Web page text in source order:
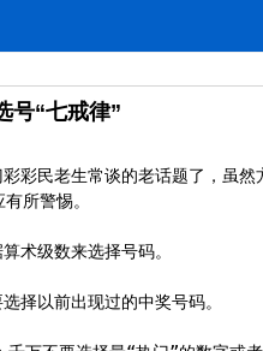
号“七戒律”
彩民老生常谈的老话题了，虽
所警惕。
术级数来选择号码。
择以前出现过的中奖号码。